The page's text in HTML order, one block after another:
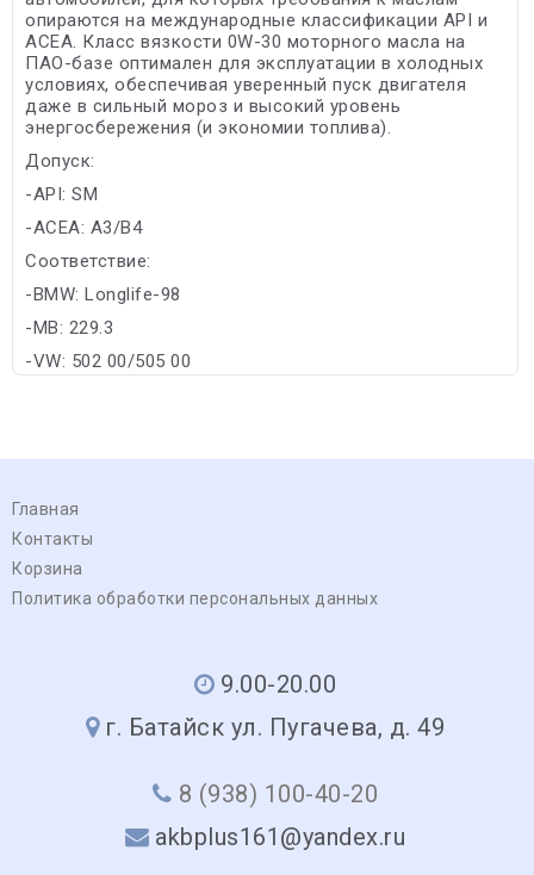
опираются на международные классификации API и
ACEA. Класс вязкости 0W-30 моторного масла на
ПАО-базе оптимален для эксплуатации в холодных
условиях, обеспечивая уверенный пуск двигателя
даже в сильный мороз и высокий уровень
энергосбережения (и экономии топлива).
Допуск:
-API: SM
-ACEA: A3/B4
Соответствие:
-BMW: Longlife-98
-MB: 229.3
-VW: 502 00/505 00
Главная
Контакты
Корзина
Политика обработки персональных данных
9.00-20.00
г. Батайск ул. Пугачева, д. 49
8 (938) 100-40-20
akbplus161@yandex.ru